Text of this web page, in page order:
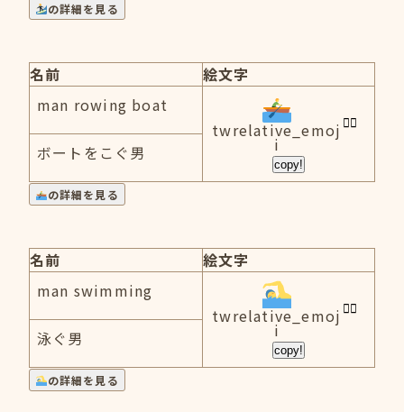
の詳細を見る
名前
絵文字
man rowing boat
twrelative_emoj
i
copy!
ボートをこぐ男
の詳細を見る
名前
絵文字
man swimming
twrelative_emoj
i
copy!
泳ぐ男
の詳細を見る